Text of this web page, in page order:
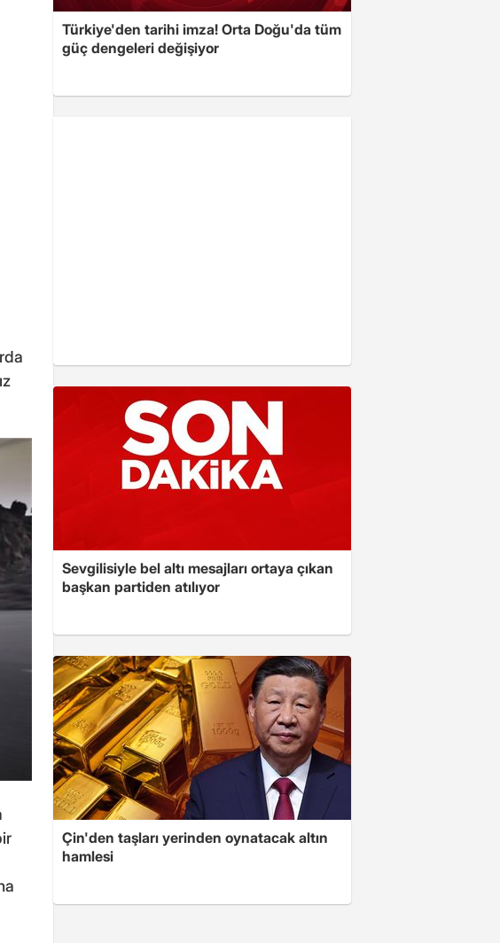
Türkiye'den tarihi imza! Orta Doğu'da tüm
güç dengeleri değişiyor
Sevgilisiyle bel altı mesajları ortaya çıkan
başkan partiden atılıyor
Çin'den taşları yerinden oynatacak altın
hamlesi